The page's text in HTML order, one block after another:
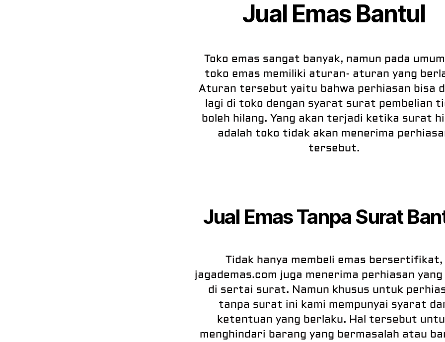
Jual Emas Bantul
Toko emas sangat banyak, namun pada
toko emas memiliki aturan- aturan yang
Aturan tersebut yaitu bahwa perhiasan bisa
lagi di toko dengan syarat surat pembelian
boleh hilang. Yang akan terjadi ketika surat
adalah toko tidak akan menerima
tersebut.
Jual Emas Tanpa Surat
Tidak hanya membeli emas bersertifikat,
jagademas.com juga menerima perhiasan
di sertai surat. Namun khusus untuk
tanpa surat ini kami mempunyai syarat
ketentuan yang berlaku. Hal tersebut
menghindari barang yang bermasalah atau